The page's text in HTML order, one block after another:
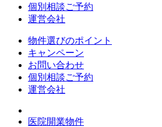
個別相談ご予約
運営会社
物件選びのポイント
キャンペーン
お問い合わせ
個別相談ご予約
運営会社
医院開業物件